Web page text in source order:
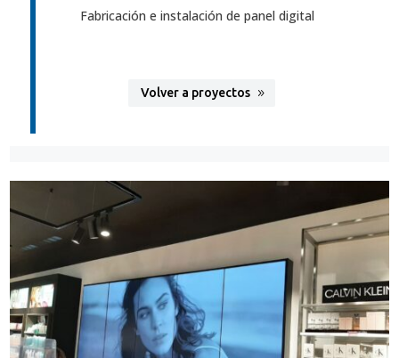
Fabricación e instalación de panel digital
Volver a proyectos